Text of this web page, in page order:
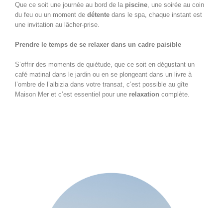
Que ce soit une journée au bord de la piscine , une soirée au coin
du feu ou un moment de détente dans le spa, chaque instant est
une invitation au lâcher-prise.
Prendre le temps de se relaxer dans un cadre paisible
S’offrir des moments de quiétude, que ce soit en dégustant un
café matinal dans le jardin ou en se plongeant dans un livre à
l’ombre de l’albizia dans votre transat, c’est possible au gîte
Maison Mer et c’est essentiel pour une relaxation complète.